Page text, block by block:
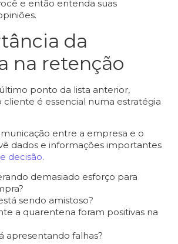
e então entenda suas
da
na retenção
ponto da lista anterior,
cliente é essencial numa estratégia
entre a empresa e o
dados e informações importantes
decisão.
demasiado esforço para
sendo amistoso?
a quarentena foram positivas na
apresentando falhas?